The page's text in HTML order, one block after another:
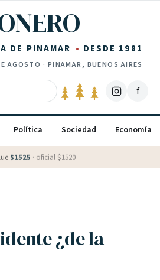
DE PINAMAR DESDE 1981
AGOSTO · PINAMAR, BUENOS AIRES
f
Política Sociedad Economía
$1525 · oficial $1520
¿de la